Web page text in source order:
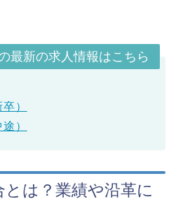
最新の求人情報はこちら
）
）
は？業績や沿革に